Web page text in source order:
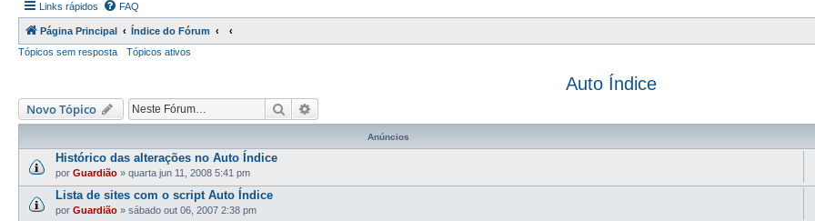
Links rápidos FAQ
Página Principal
Índice do Fórum
Tópicos sem resposta
Tópicos ativos
Auto Índice
Novo Tópico Pesquisar
Anúncios
Histórico das alterações no Auto Índice
por Guardião » quarta jun 11, 2008 5:41 pm
Lista de sites com o script Auto Índice
por Guardião » sábado out 06, 2007 2:38 pm